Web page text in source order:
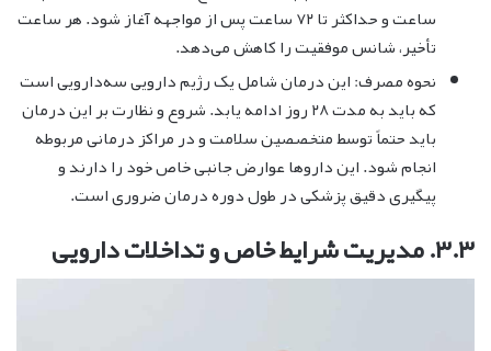
ساعت و حداکثر تا ۷۲ ساعت پس از مواجهه آغاز شود. هر ساعت
تأخیر، شانس موفقیت را کاهش می‌دهد.
نحوه مصرف: این درمان شامل یک رژیم دارویی سه‌دارویی است
که باید به مدت ۲۸ روز ادامه یابد. شروع و نظارت بر این درمان
باید حتماً توسط متخصصین سلامت و در مراکز درمانی مربوطه
انجام شود. این داروها عوارض جانبی خاص خود را دارند و
پیگیری دقیق پزشکی در طول دوره درمان ضروری است.
۳.۳. مدیریت شرایط خاص و تداخلات دارویی